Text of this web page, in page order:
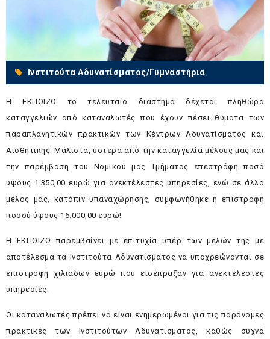
Ινστιτούτα Αδυνατίσματος/Γυμναστήρια
Η ΕΚΠΟΙΖΩ το τελευταίο διάστημα δέχεται πληθώρα
καταγγελιών από καταναλωτές που έχουν πέσει θύματα των
παραπλανητικών πρακτικών των Κέντρων Αδυνατίσματος και
Αισθητικής. Μάλιστα, ύστερα από την καταγγελία μέλους μας και
την παρέμβαση του Νομικού μας Τμήματος επεστράφη ποσό
ύψους 1.350,00 ευρώ για ανεκτέλεστες υπηρεσίες, ενώ σε άλλο
μέλος μας, κατόπιν υπαναχώρησης, συμφωνήθηκε η επιστροφή
ποσού ύψους 16.000,00 ευρώ!
Η ΕΚΠΟΙΖΩ παρεμβαίνει με επιτυχία υπέρ των μελών της με
αποτέλεσμα τα Ινστιτούτα Αδυνατίσματος να υποχρεώνονται σε
επιστροφή χιλιάδων ευρώ που εισέπραξαν για ανεκτέλεστες
υπηρεσίες.
Οι καταναλωτές πρέπει να είναι ενημερωμένοι για τις παράνομες
πρακτικές των Ινστιτούτων Αδυνατίσματος, καθώς συχνά